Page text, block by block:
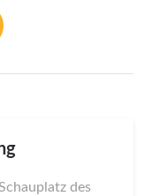
des